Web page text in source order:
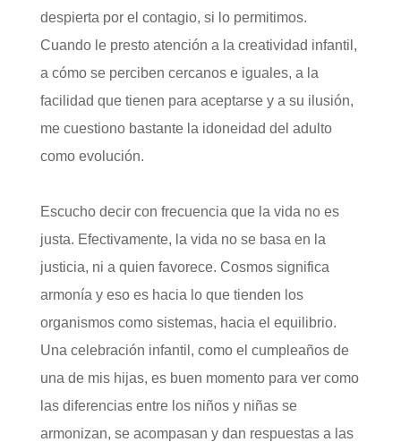
despierta por el contagio, si lo permitimos.
Cuando le presto atención a la creatividad infantil,
a cómo se perciben cercanos e iguales, a la
facilidad que tienen para aceptarse y a su ilusión,
me cuestiono bastante la idoneidad del adulto
como evolución.
Escucho decir con frecuencia que la vida no es
justa. Efectivamente, la vida no se basa en la
justicia, ni a quien favorece. Cosmos significa
armonía y eso es hacia lo que tienden los
organismos como sistemas, hacia el equilibrio.
Una celebración infantil, como el cumpleaños de
una de mis hijas, es buen momento para ver como
las diferencias entre los niños y niñas se
armonizan, se acompasan y dan respuestas a las